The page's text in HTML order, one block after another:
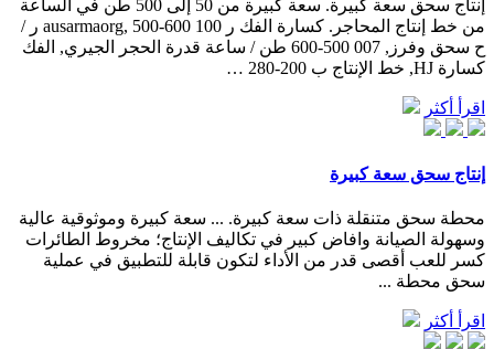
إنتاج سحق سعة كبيرة. سعة كبيرة من 50 إلى 500 طن في الساعة
من خط إنتاج المحاجر. كسارة الفك ر 100 ausarmaorg, 500-600 ر /
ح سحق وفرز, 007 500-600 طن / ساعة قدرة الحجر الجيري, الفك
كسارة HJ, خط الإنتاج ب 200-280 …
اقرأ أكثر
إنتاج سحق سعة كبيرة
محطة سحق متنقلة ذات سعة كبيرة. ... سعة كبيرة وموثوقية عالية
وسهولة الصيانة وافاض كبير في تكاليف الإنتاج؛ مخروط الطائرات
كسر للعب أقصى قدر من الأداء لتكون قابلة للتطبيق في عملية
سحق محطة ...
اقرأ أكثر